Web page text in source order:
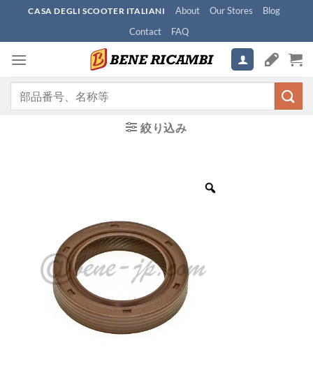
content
CASA DEGLI SCOOTER ITALIANI About Our Stores
Blog
Contact
FAQ
絞り込み